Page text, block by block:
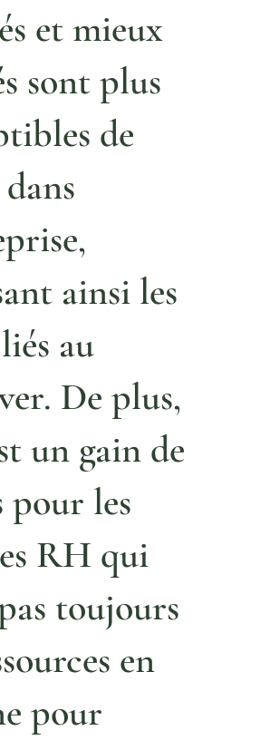
et mieux
sont plus
de
ainsi les
au
De plus,
un gain de
pour les
RH qui
toujours
en
pour